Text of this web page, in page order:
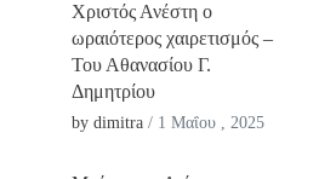
Χριστός Ανέστη ο
ωραιότερος χαιρετισμός –
Του Αθανασίου Γ.
Δημητρίου
by dimitra / 1 Μαΐου , 2025